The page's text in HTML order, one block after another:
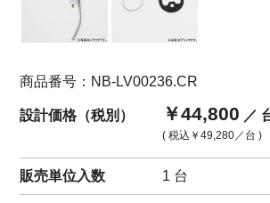
商品番号：NB-LV00236.CR
設計価格（税別） ￥44,800 ／
( 税込 ￥49,280 ／台 )
販売単位入数 1 台